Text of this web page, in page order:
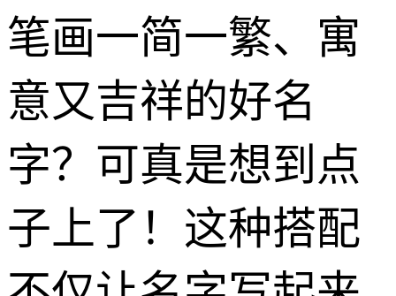
笔画一简一繁、寓
意又吉祥的好名
字？可真是想到点
子上了！这种搭配